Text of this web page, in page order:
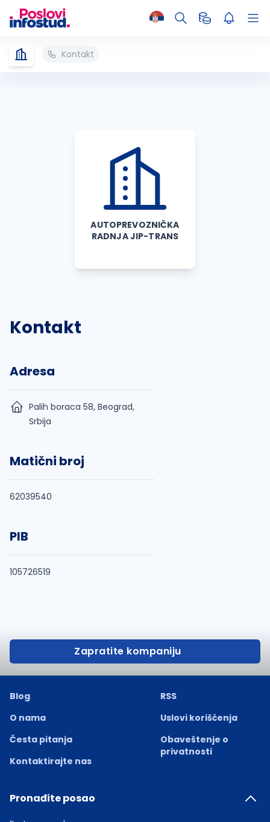
Kontakt
AUTOPREVOZNIČKA
RADNJA JIP-TRANS
Kontakt
Adresa
Palih boraca 58, Beograd,
Srbija
Matični broj
62039540
PIB
105726519
Zapratite kompaniju
Blog
O nama
Česta pitanja
Kontaktirajte nas
RSS
Uslovi korišćenja
Obaveštenje o
privatnosti
Pronađite posao